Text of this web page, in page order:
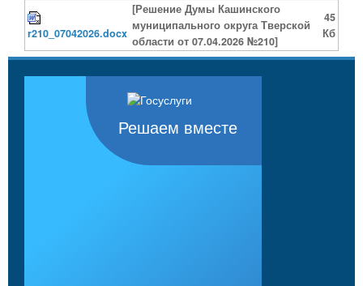
r210_07042026.docx
[Решение Думы Кашинского
муниципального округа Тверской
области от 07.04.2026 №210]
45
Кб
Решаем вместе